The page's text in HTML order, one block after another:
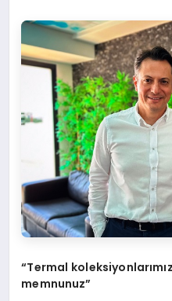
“Termal
memnunuz”